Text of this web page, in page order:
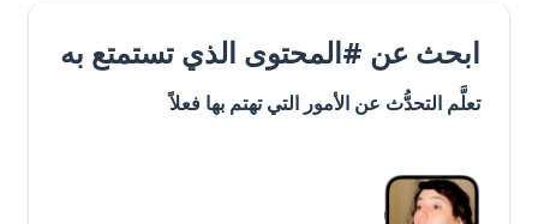
ابحث عن #المحتوى الذي تستمتع به
تعلَّم التحدُّث عن الأمور التي تهتم بها فعلاً